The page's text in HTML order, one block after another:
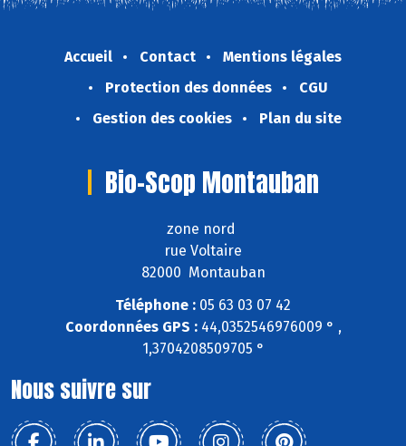
Accueil Contact
Mentions légales
Protection des données
CGU
Gestion des cookies
Plan du site
Bio-Scop Montauban
zone nord
rue Voltaire
82000 Montauban
Téléphone : 05 63 03 07 42
Coordonnées GPS :44,0352546976009 ° ,
1,3704208509705 °
Nous suivre sur